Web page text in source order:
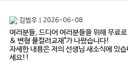
김범우 | 2026-06-08
여러분들, 드디어 여러분들을 위해 무료
& 변형 풀컬러교재"가 나왔습니다!
자세한 내용은 저의 선생님 새소식에 있
세요!!